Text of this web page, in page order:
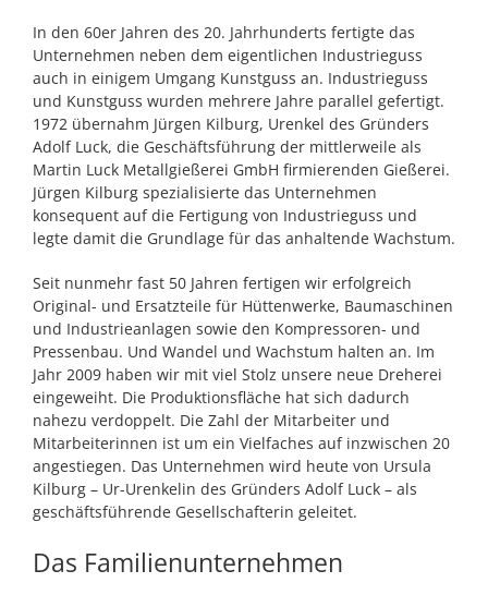
In den 60er Jahren des 20. Jahrhunderts fertigte das
Unternehmen neben dem eigentlichen Industrieguss
auch in einigem Umgang Kunstguss an. Industrieguss
und Kunstguss wurden mehrere Jahre parallel gefertigt.
1972 übernahm Jürgen Kilburg, Urenkel des Gründers
Adolf Luck, die Geschäftsführung der mittlerweile als
Martin Luck Metallgießerei GmbH firmierenden Gießerei.
Jürgen Kilburg spezialisierte das Unternehmen
konsequent auf die Fertigung von Industrieguss und
legte damit die Grundlage für das anhaltende Wachstum.
Seit nunmehr fast 50 Jahren fertigen wir erfolgreich
Original- und Ersatzteile für Hüttenwerke, Baumaschinen
und Industrieanlagen sowie den Kompressoren- und
Pressenbau. Und Wandel und Wachstum halten an. Im
Jahr 2009 haben wir mit viel Stolz unsere neue Dreherei
eingeweiht. Die Produktionsfläche hat sich dadurch
nahezu verdoppelt. Die Zahl der Mitarbeiter und
Mitarbeiterinnen ist um ein Vielfaches auf inzwischen 20
angestiegen. Das Unternehmen wird heute von Ursula
Kilburg – Ur-Urenkelin des Gründers Adolf Luck – als
geschäftsführende Gesellschafterin geleitet.
Das Familienunternehmen